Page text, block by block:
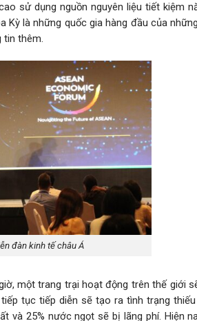
sử dụng nguồn nguyên liệu tiết kiệm
Kỳ là những quốc gia hàng đầu của
tin thêm.
đàn kinh tế châu Á
một trang trại hoạt động trên thế giới
tục tiếp diễn sẽ tạo ra tình trạng
và 25% nước ngọt sẽ bị lãng phí. Hiện